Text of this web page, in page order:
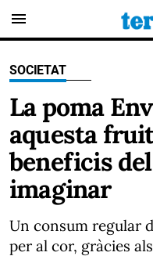
menu
SOCIETAT
La poma
aquesta
beneficis
imaginar
Un consum regular
per al cor, gràcies